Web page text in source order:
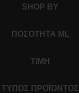
SHOP BY
ΠΟΣΟΤΗΤΑ ML
ΤΙΜΗ
ΤΥΠΟΣ ΠΡΟΪΌΝΤΟΣ